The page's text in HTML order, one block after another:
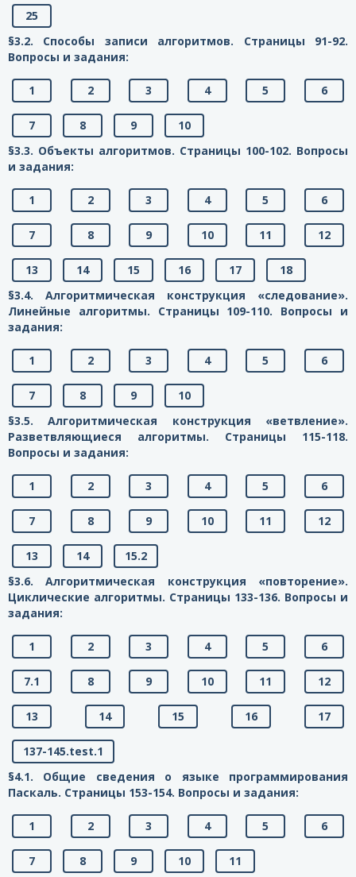
25
§3.2. Способы записи алгоритмов. Страницы 91-92.
Вопросы и задания:
1 2 3 4 5 6
7 8 9
10
§3.3. Объекты алгоритмов. Страницы 100-102. Вопросы
и задания:
1 2 3 4 5 6
7 8 9 10 11 12
13 14 15 16 17
18
§3.4. Алгоритмическая конструкция «следование».
Линейные алгоритмы. Страницы 109-110. Вопросы и
задания:
1 2 3 4 5 6
7 8 9
10
§3.5. Алгоритмическая конструкция «ветвление».
Разветвляющиеся алгоритмы. Страницы 115-118.
Вопросы и задания:
1 2 3 4 5 6
7 8 9 10 11 12
13 14
15.2
§3.6. Алгоритмическая конструкция «повторение».
Циклические алгоритмы. Страницы 133-136. Вопросы и
задания:
1 2 3 4 5 6
7.1 8 9 10 11 12
13 14 15 16 17
137-145.test.1
§4.1. Общие сведения о языке программирования
Паскаль. Страницы 153-154. Вопросы и задания:
1 2 3 4 5 6
7 8 9 10
11